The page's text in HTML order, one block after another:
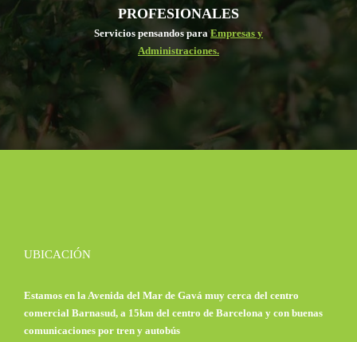
PROFESIONALES
Servicios pensandos paraEmpresas y
Administraciones.
UBICACIÓN
Estamos en la Avenida del Mar de Gavá muy cerca del centro
comercial Barnasud, a 15km del centro de Barcelona y con buenas
comunicaciones por tren y autobús